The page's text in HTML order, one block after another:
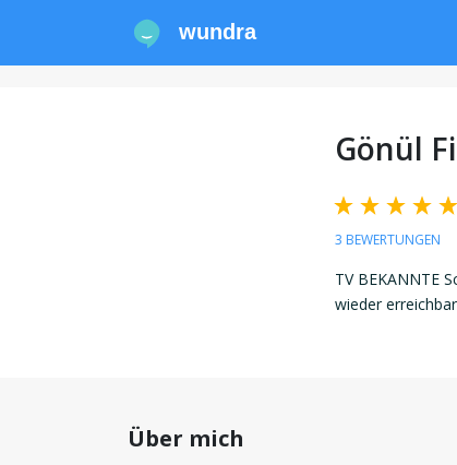
wundra
Gönül
3 BEWERTUNGEN
TV BEKANNTE
wieder
Über mich